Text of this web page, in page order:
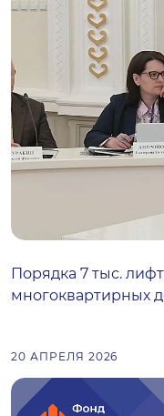
Порядка 7 тыс.
многоквартирных
20 АПРЕЛЯ 2026